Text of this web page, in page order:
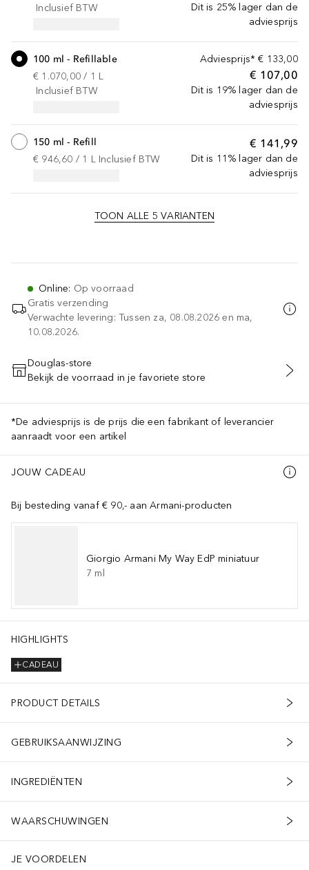
Dit is 25% lager dan de
adviesprijs
Inclusief BTW
Adviesprijs* € 133,00
€ 107,00
Dit is 19% lager dan de
adviesprijs
100 ml - Refillable
€ 1.070,00 / 1 L
Inclusief BTW
€ 141,99
Dit is 11% lager dan de
adviesprijs
150 ml - Refill
€ 946,60 / 1 L Inclusief BTW
TOON ALLE 5 VARIANTEN
Online: Op voorraad
Gratis verzending
Verwachte levering: Tussen za, 08.08.2026 en ma,
10.08.2026.
VOEG TOE AAN WINKELMANDJE
Douglas-store
Bekijk de voorraad in je favoriete store
*De adviesprijs is de prijs die een fabrikant of leverancier
aanraadt voor een artikel
JOUW CADEAU
Bij besteding vanaf € 90,- aan Armani-producten
Giorgio Armani My Way EdP miniatuur
7 ml
HIGHLIGHTS
CADEAU
PRODUCT DETAILS
GEBRUIKSAANWIJZING
INGREDIËNTEN
WAARSCHUWINGEN
JE VOORDELEN